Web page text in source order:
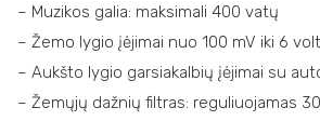
– Muzikos galia: maksimali 400 vatų
– Žemo lygio įėjimai nuo 100 mV iki 6
– Aukšto lygio garsiakalbių įėjimai su
– Žemųjų dažnių filtras: reguliuojamas